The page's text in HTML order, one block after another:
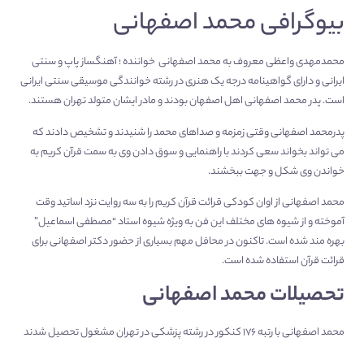
بیوگرافی محمد اصفهانی
محمدمهدی واعظی معروف به محمد اصفهانی خواننده ؛ آهنگساز پاپ و سنتی
ایرانی و دارای گواهینامه درجه یک هنری در رشته خوانندگی موسیقی سنتی ایرانی
است. پدر محمد اصفهانی اهل اصفهان بودند و مادر ایشان متولد تهران هستند.
پدرمحمد اصفهانی وقتی زمزمه و صداهای محمد را شنیدند و تشخیص دادند که
می تواند بخواند سعی کردند با راهنمایی و سوق دادن وی به سمت قرآن کریم به
خواندن وی شکل و جهت ببخشند.
محمد اصفهانی از اوان کودکی قرائت قرآن کریم را به سه روایت نزد اساتید وقت
آموخته و از شیوه های مختلف این فن به ویژه شیوه استاد “مصطفی اسماعیل”
بهره مند شده است. تاکنون در محافل مهم بسیاری از حضور دکتر اصفهانی برای
قرائت قرآن استفاده شده است.
تحصیلات محمد اصفهانی
محمد اصفهانی با رتبه ۱۷۶ کنکور در رشته پزشکی در تهران مشغول تحصیل شدند